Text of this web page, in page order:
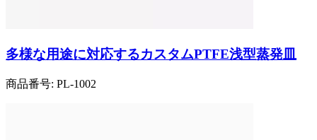
多様な用途に対応するカスタムPTFE浅型蒸発皿
商品番号: PL-1002